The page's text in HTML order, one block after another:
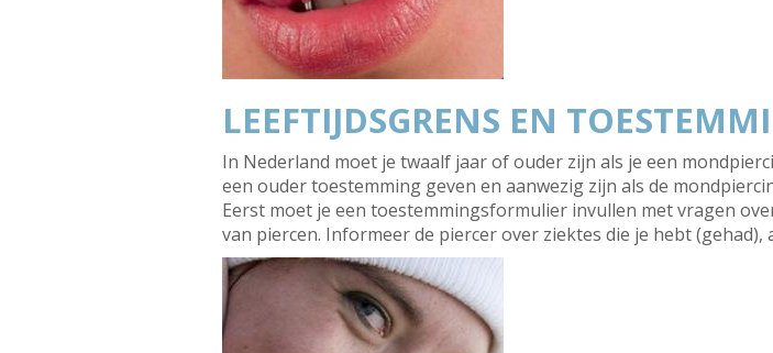
LEEFTIJDSGRENS EN
In Nederland moet je twaalf jaar of ouder zijn als je een
een ouder toestemming geven en aanwezig zijn als de
Eerst moet je een toestemmingsformulier invullen met vragen
van piercen. Informeer de piercer over ziektes die je hebt